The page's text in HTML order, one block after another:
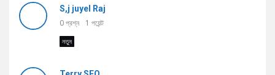
S,j juyel Raj
0প্রশ্ন 1 পয়েন্ট
নতুন